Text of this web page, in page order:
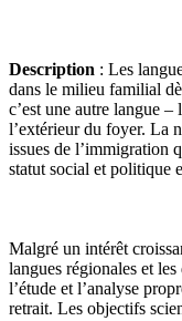
Description : Les
dans le milieu familial
c’est une autre langue
l’extérieur du foyer. La
issues de l’immigration
statut social et politique
Malgré un intérêt
langues régionales et
l’étude et l’analyse
retrait. Les objectifs